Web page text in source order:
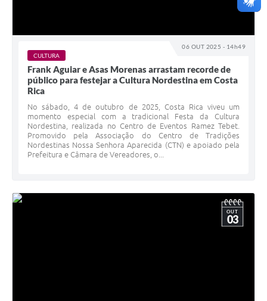
06 OUT 2025 - 14h49
CULTURA
Frank Aguiar e Asas Morenas arrastam recorde de
público para festejar a Cultura Nordestina em Costa
Rica
No sábado, 4 de outubro de 2025, Costa Rica viveu um
momento especial com a tradicional Festa da Cultura
Nordestina, realizada no Centro de Eventos Ramez Tebet.
Promovido pela Associação do Centro de Tradições
Nordestinas Nossa Senhora Aparecida (CTN) e apoiado pela
Prefeitura e Câmara de Vereadores, o...
OUT
03